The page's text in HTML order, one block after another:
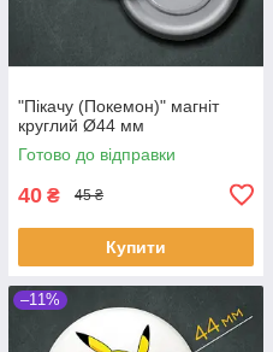
"Пікачу (Покемон)" магніт
круглий Ø44 мм
Готово до відправки
40 ₴ 45 ₴
Купити
–11%